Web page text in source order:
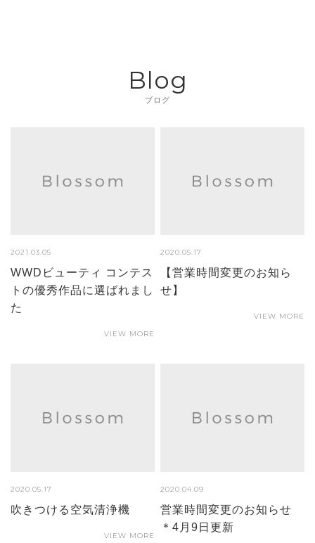
Blog
ブログ
2021.03.05
WWDビューティ コンテス
トの優秀作品に選ばれまし
た
VIEW MORE
2020.05.17
【営業時間変更のお知ら
せ】
VIEW MORE
2020.05.17
吹きつける空気清浄機
VIEW MORE
2020.04.09
営業時間変更のお知らせ
＊4月9日更新